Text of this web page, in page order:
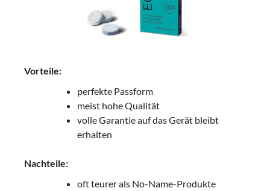
Vorteile:
perfekte Passform
meist hohe Qualität
volle Garantie auf das Gerät bleibt
erhalten
Nachteile:
oft teurer als No-Name-Produkte